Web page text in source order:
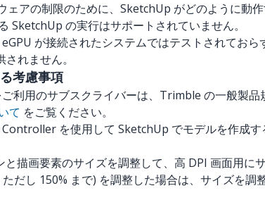
ェアの制限のために、SketchUp がどのように動
SketchUp の実行はサポートされていません。
が接続されたシステムではテストされてお
れません。
考慮事項
利用のサブスクライバーは、Trimble の一般製
て をご覧ください。
を使用して SketchUp でモデルを作成す
描画要素のサイズを調整して、高 DPI 画面用
し 150% まで) を調整した場合は、サイズを